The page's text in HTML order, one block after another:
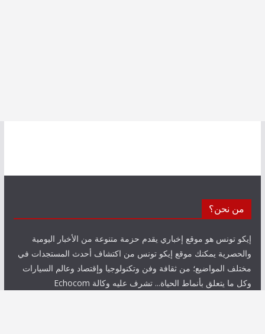
من نحن؟
إيكو تونس هو موقع إخباري يقدم حزمة متنوعة من الأخبار اليومية
والحصرية يمكنك موقع إيكو تونس من اكتشاف أحدث المستجدات في
مختلف المواضيع؛ من ثقافة وفن وتكنولوجيا وإقتصاد وعالم السيارات
وكل ما يتعلق بأنماط الحياة... تشرف عليه وكالة Echocom